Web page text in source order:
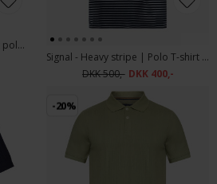
Limited edition - Chestpocket polo | Polo T-shirt Orange
Signal - Heavy stripe | Polo T-shirt Deep Marine
DKK 500,- DKK 400,-
-20%